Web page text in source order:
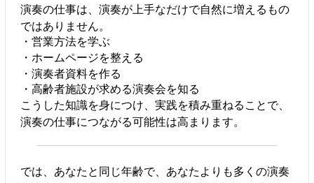
演奏の仕事は、演奏が上手なだけで自然に増えるもの
ではありません。
・営業方法を学ぶ
・ホームページを整える
・演奏者資料を作る
・高齢者施設が求める演奏会を知る
こうした知識を身につけ、実践を積み重ねることで、
演奏の仕事につながる可能性は高まります。
では、あなたと同じ年齢で、あなたよりも多くの演奏